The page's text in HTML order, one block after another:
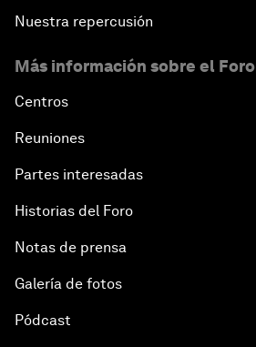
Nuestra repercusión
Más información sobre el Foro
Centros
Reuniones
Partes interesadas
Historias del Foro
Notas de prensa
Galería de fotos
Pódcast